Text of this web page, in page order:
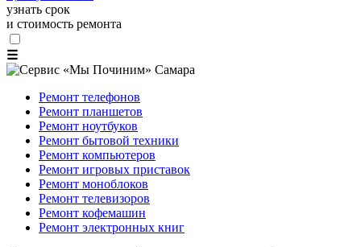
узнать срок
и стоимость ремонта
☰
Ремонт телефонов
Ремонт планшетов
Ремонт ноутбуков
Ремонт бытовой техники
Ремонт компьютеров
Ремонт игровых приставок
Ремонт моноблоков
Ремонт телевизоров
Ремонт кофемашин
Ремонт электронных книг